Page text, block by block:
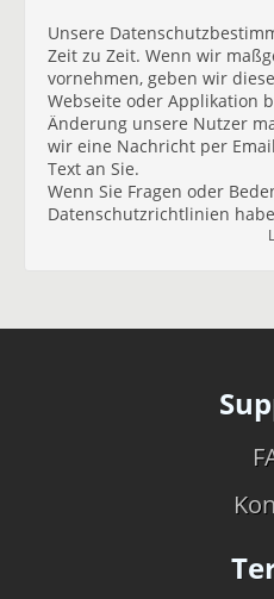
Unsere
Zeit zu Zeit. Wenn wir
vornehmen, geben wir
Webseite oder Applikation
Änderung unsere Nutzer
wir eine Nachricht per
Text an Sie.
Wenn Sie Fragen oder
Datenschutzrichtlinien